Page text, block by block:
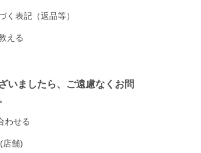
く表記（返品等）
える
いましたら、ご遠慮なくお問
わせる
(店舗)